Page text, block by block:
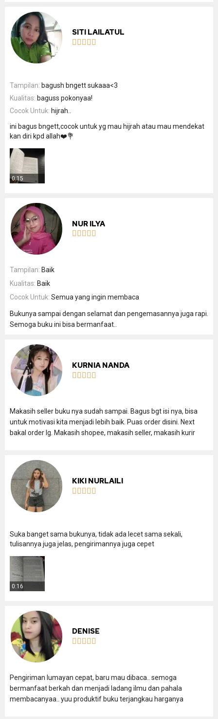
SITI LAILATUL
    
Tampilan: bagush bngett sukaaa<3
Kualitas: baguss pokonyaa!
Cocok Untuk: hijrah..
ini bagus bngett,cocok untuk yg mau hijrah atau mau mendekat
kan diri kpd allah❤️💐
0:15
NUR ILYA
    
Tampilan: Baik
Kualitas: Baik
Cocok Untuk: Semua yang ingin membaca
Bukunya sampai dengan selamat dan pengemasannya juga rapi.
Semoga buku ini bisa bermanfaat..
KURNIA NANDA
    
Makasih seller buku nya sudah sampai. Bagus bgt isi nya, bisa
untuk motivasi kita menjadi lebih baik. Puas order disini. Next
bakal order lg. Makasih shopee, makasih seller, makasih kurir
KIKI NURLAILI
    
Suka banget sama bukunya, tidak ada lecet sama sekali,
tulisannya juga jelas, pengirimannya juga cepet
0:16
DENISE
    
Pengiriman lumayan cepat, baru mau dibaca.. semoga
bermanfaat berkah dan menjadi ladang ilmu dan pahala
membacanyaa.. yuu produktif buku terjangkau harganya